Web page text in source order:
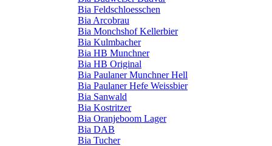
Bia Feldschloesschen
Bia Arcobrau
Bia Monchshof Kellerbier
Bia Kulmbacher
Bia HB Munchner
Bia HB Original
Bia Paulaner Munchner Hell
Bia Paulaner Hefe Weissbier
Bia Sanwald
Bia Kostritzer
Bia Oranjeboom Lager
Bia DAB
Bia Tucher